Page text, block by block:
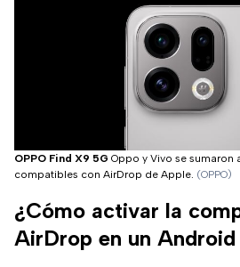
OPPO Find X9 5G Oppo y Vivo se sumaron
compatibles con AirDrop de Apple. (OPPO)
¿Cómo activar la
AirDrop en un Android